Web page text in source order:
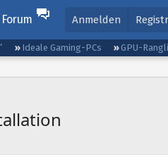
Forum Anmelden
Ideale Gaming-PCs GPU-